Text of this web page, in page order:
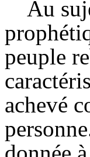
Au
peuple
achevé